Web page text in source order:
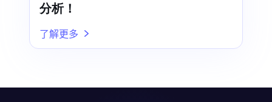
分析！
了解更多